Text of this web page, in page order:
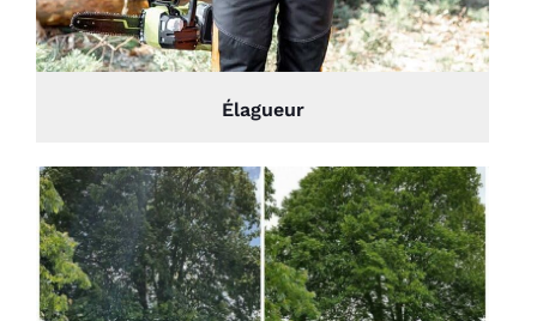
Élagueur